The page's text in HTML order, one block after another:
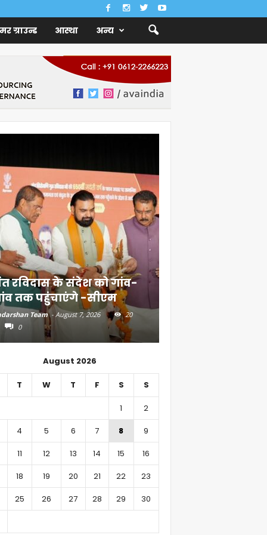
ग्राउन्ड आस्था अन्य
रविदास के संदेश को गांव-
तक पहुंचाएंगे -सीएम
Team - August 7, 2026
20
0
August 2026
T W T F S S
1
2
4 5 6 7 8
9
11 12 13 14 15
16
18 19 20 21 22
23
25 26 27 28 29
30